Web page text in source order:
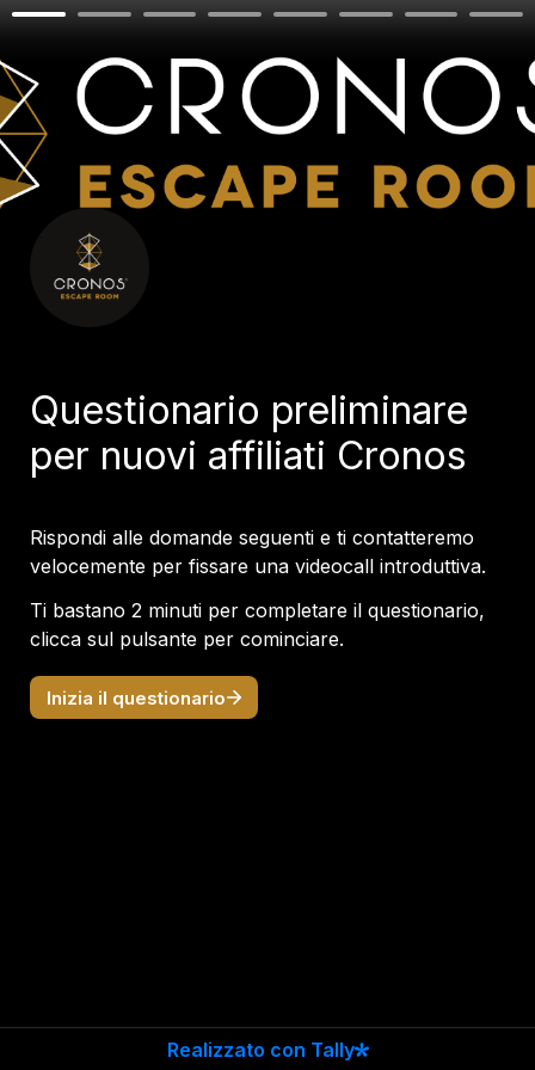
Questionario preliminare
per nuovi affiliati Cronos
Rispondi alle domande seguenti e ti contatteremo
velocemente per fissare una videocall introduttiva.
Ti bastano 2 minuti per completare il questionario,
clicca sul pulsante per cominciare.
Inizia il questionario
Realizzato con Tally